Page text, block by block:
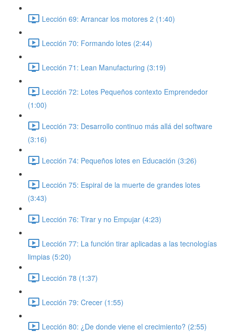
Lección 69: Arrancar los motores 2 (1:40)
Lección 70: Formando lotes (2:44)
Lección 71: Lean Manufacturing (3:19)
Lección 72: Lotes Pequeños contexto Emprendedor
(1:00)
Lección 73: Desarrollo continuo más allá del software
(3:16)
Lección 74: Pequeños lotes en Educación (3:26)
Lección 75: Espiral de la muerte de grandes lotes
(3:43)
Lección 76: Tirar y no Empujar (4:23)
Lección 77: La función tirar aplicadas a las tecnologías
limpias (5:20)
Lección 78 (1:37)
Lección 79: Crecer (1:55)
Lección 80: ¿De donde viene el crecimiento? (2:55)